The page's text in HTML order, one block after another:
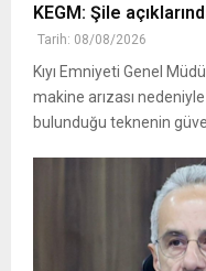
KEGM: Şile
Tarih: 08/08/2026
Kıyı Emniyeti Genel
makine arızası
bulunduğu teknenin